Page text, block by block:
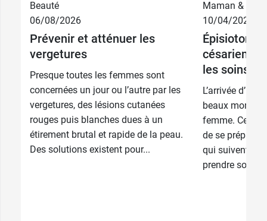
Beauté
06/08/2026
Prévenir et atténuer les
vergetures
Presque toutes les femmes sont
concernées un jour ou l’autre par les
vergetures, des lésions cutanées
rouges puis blanches dues à un
étirement brutal et rapide de la peau.
Des solutions existent pour...
Maman & bébé
10/04/2026
césarienne
les soins
L’arrivée d’un
beaux
femme.
de se préparer
qui suivent un
prendre soin